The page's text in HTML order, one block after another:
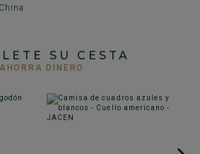
SU CESTA
AHORRA DINERO